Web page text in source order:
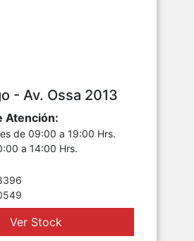
- Av. Ossa 2013
Atención:
de 09:00 a 19:00 Hrs.
a 14:00 Hrs.
Ver Stock